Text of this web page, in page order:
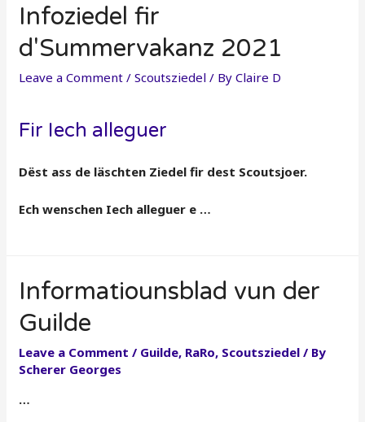
Infoziedel fir
d'Summervakanz 2021
Leave a Comment /Scoutsziedel / ByClaire D
Fir Iech alleguer
Dëst ass de läschten Ziedel fir dest Scoutsjoer.
Ech wenschen Iech alleguer e …
Informatiounsblad vun der
Guilde
Leave a Comment / Guilde, RaRo, Scoutsziedel / By
Scherer Georges
…